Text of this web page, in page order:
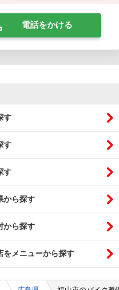
電話をかける
す
す
す
から探す
から探す
をメニューから探す